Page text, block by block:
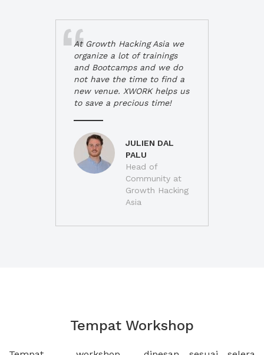
At Growth Hacking Asia we
organize a lot of trainings
and Bootcamps and we do
not have the time to find a
new venue. XWORK helps us
to save a precious time!
JULIEN DAL
PALU
Head of
Community at
Growth Hacking
Asia
Tempat Workshop